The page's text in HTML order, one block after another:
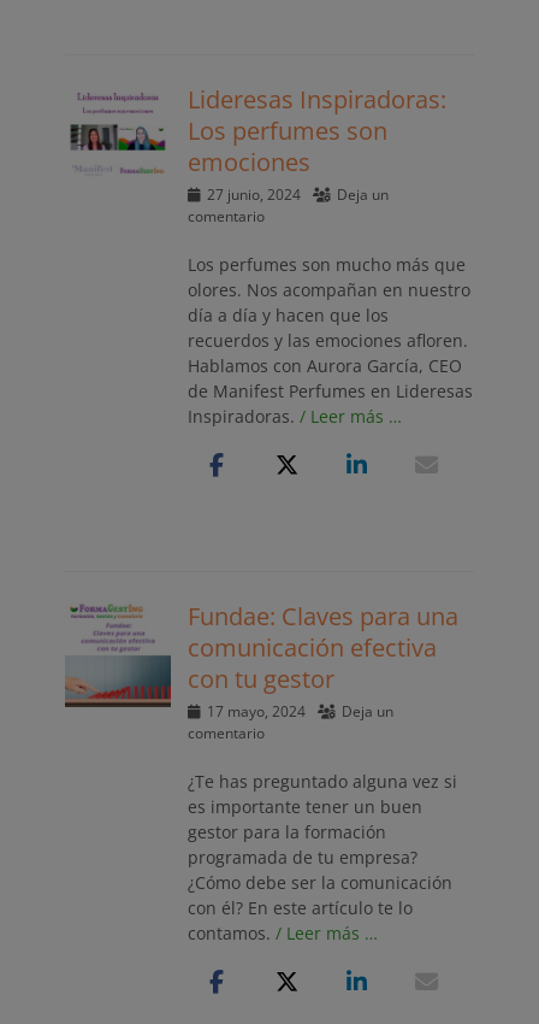
Lideresas Inspiradoras:
Los perfumes son
emociones
Publicado
el
27 junio, 2024
Deja un
comentario
Los perfumes son mucho más que
olores. Nos acompañan en nuestro
día a día y hacen que los
recuerdos y las emociones afloren.
Hablamos con Aurora García, CEO
de Manifest Perfumes en Lideresas
Inspiradoras. / Leer más …
Fundae: Claves para una
comunicación efectiva
con tu gestor
Publicado
el
17 mayo, 2024
Deja un
comentario
¿Te has preguntado alguna vez si
es importante tener un buen
gestor para la formación
programada de tu empresa?
¿Cómo debe ser la comunicación
con él? En este artículo te lo
contamos. / Leer más …